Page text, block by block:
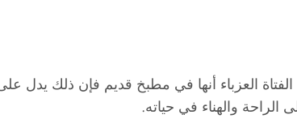
العزباء أنها في مطبخ قديم فإن ذلك يدل
والهناء في حياته.